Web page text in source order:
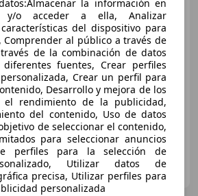
PureTech S&S Shine Edition 110
€ 6.499
Buenprecio
km Gasolina 81 kW (110 CV)
la información en
y/o acceder a ella, Analizar
del dispositivo para
Comprender al público a través de
de la combinación de datos
fuentes, Crear perfiles
Crear un perfil para
Desarrollo y mejora de los
el rendimiento de la publicidad,
del contenido, Uso de datos
de seleccionar el contenido,
para seleccionar anuncios
perfiles para la selección de
Utilizar datos de
precisa, Utilizar perfiles para
personalizada